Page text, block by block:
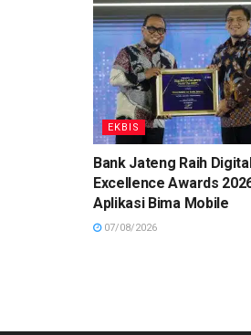
EKBIS
Bank Jateng Raih Digital
Excellence Awards
Aplikasi Bima Mobile
07/08/2026